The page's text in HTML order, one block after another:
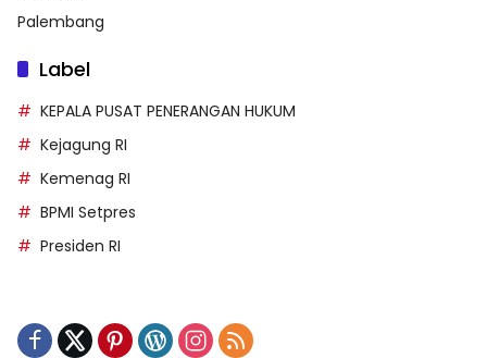
Palembang
Label
KEPALA PUSAT PENERANGAN HUKUM
Kejagung RI
Kemenag RI
BPMI Setpres
Presiden RI